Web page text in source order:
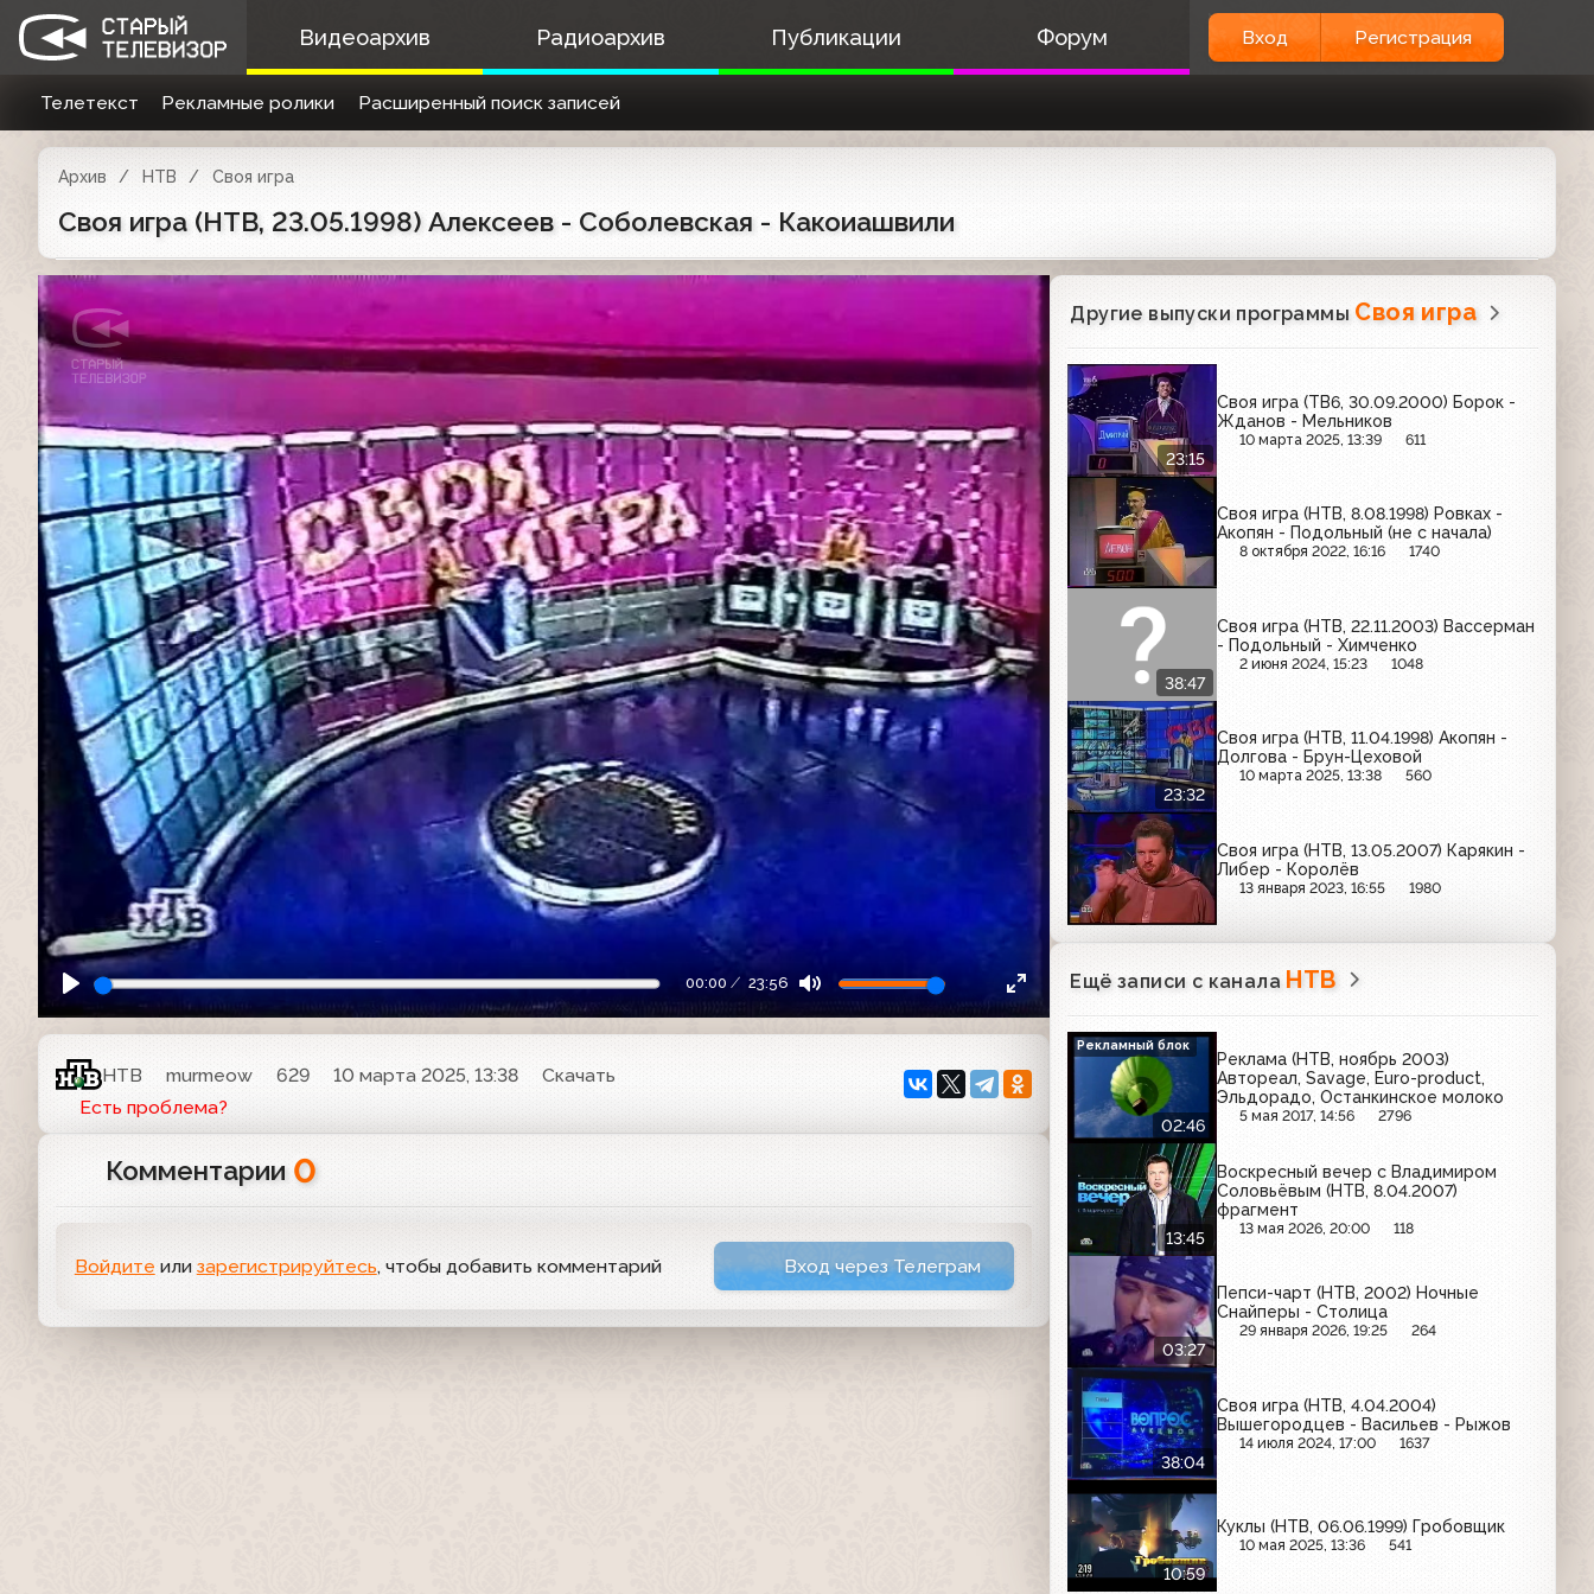
Видеоархив Радиоархив Публикации Форум Вход Регистрация
Телетекст Рекламные ролики Расширенный поиск записей
Архив НТВ Своя игра
Своя игра (НТВ, 23.05.1998) Алексеев - Соболевская - Какоиашвили
00:00 23:56
НТВ murmeow 629 10 марта 2025, 13:38
Скачать
Есть проблема?
Комментарии 0
Войдите или зарегистрируйтесь, чтобы добавить комментарий Вход через Телеграм
Другие выпуски программы Своя игра
23:15
Своя игра (ТВ6, 30.09.2000) Борок -
Жданов - Мельников
10 марта 2025, 13:39 611
Своя игра (НТВ, 8.08.1998) Ровках -
Акопян - Подольный (не с начала)
8 октября 2022, 16:16 1740
38:47
Своя игра (НТВ, 22.11.2003) Вассерман
- Подольный - Химченко
2 июня 2024, 15:23 1048
23:32
Своя игра (НТВ, 11.04.1998) Акопян -
Долгова - Брун-Цеховой
10 марта 2025, 13:38 560
Своя игра (НТВ, 13.05.2007) Карякин -
Либер - Королёв
13 января 2023, 16:55 1980
Ещё записи с канала НТВ
02:46
Реклама (НТВ, ноябрь 2003)
Автореал, Savage, Euro-product,
Эльдорадо, Останкинское молоко
5 мая 2017, 14:56 2796
Рекламный блок
13:45
Воскресный вечер с Владимиром
Соловьёвым (НТВ, 8.04.2007)
фрагмент
13 мая 2026, 20:00 118
03:27
Пепси-чарт (НТВ, 2002) Ночные
Снайперы - Столица
29 января 2026, 19:25 264
38:04
Своя игра (НТВ, 4.04.2004)
Вышегородцев - Васильев - Рыжов
14 июля 2024, 17:00 1637
10:59
Куклы (НТВ, 06.06.1999) Гробовщик
10 мая 2025, 13:36 541